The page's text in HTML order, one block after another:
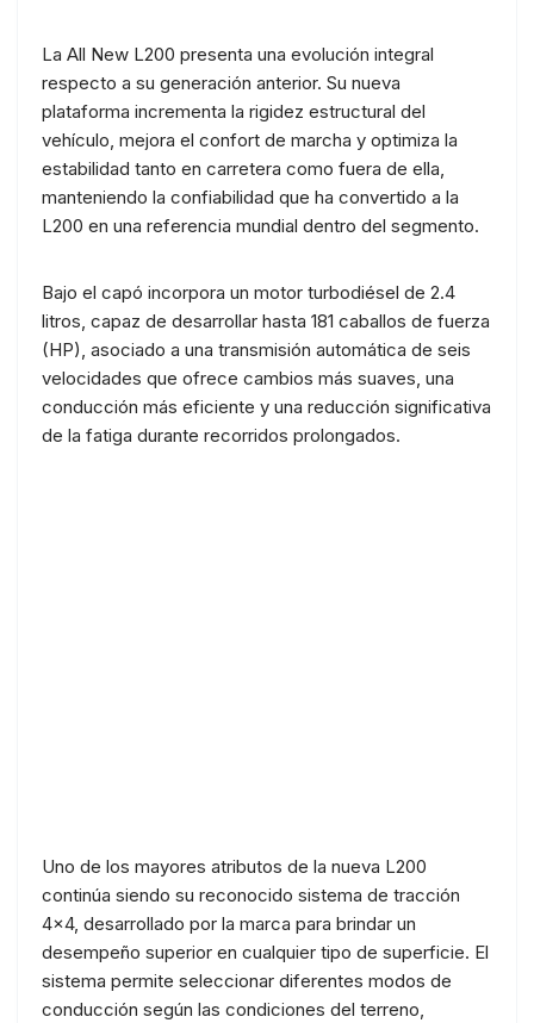
La All New L200 presenta una evolución integral
respecto a su generación anterior. Su nueva
plataforma incrementa la rigidez estructural del
vehículo, mejora el confort de marcha y optimiza la
estabilidad tanto en carretera como fuera de ella,
manteniendo la confiabilidad que ha convertido a la
L200 en una referencia mundial dentro del segmento.
Bajo el capó incorpora un motor turbodiésel de 2.4
litros, capaz de desarrollar hasta 181 caballos de fuerza
(HP), asociado a una transmisión automática de seis
velocidades que ofrece cambios más suaves, una
conducción más eficiente y una reducción significativa
de la fatiga durante recorridos prolongados.
Uno de los mayores atributos de la nueva L200
continúa siendo su reconocido sistema de tracción
4×4, desarrollado por la marca para brindar un
desempeño superior en cualquier tipo de superficie. El
sistema permite seleccionar diferentes modos de
conducción según las condiciones del terreno,